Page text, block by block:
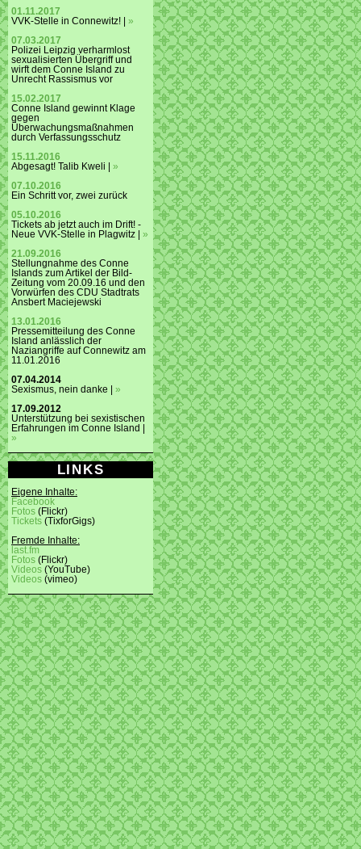
01.11.2017
VVK-Stelle in Connewitz! | »
07.03.2017
Polizei Leipzig verharmlost
sexualisierten Übergriff und
wirft dem Conne Island zu
Unrecht Rassismus vor
15.02.2017
Conne Island gewinnt Klage
gegen
Überwachungsmaßnahmen
durch Verfassungsschutz
15.11.2016
Abgesagt! Talib Kweli | »
07.10.2016
Ein Schritt vor, zwei zurück
05.10.2016
Tickets ab jetzt auch im Drift! -
Neue VVK-Stelle in Plagwitz | »
21.09.2016
Stellungnahme des Conne
Islands zum Artikel der Bild-
Zeitung vom 20.09.16 und den
Vorwürfen des CDU Stadtrats
Ansbert Maciejewski
13.01.2016
Pressemitteilung des Conne
Island anlässlich der
Naziangriffe auf Connewitz am
11.01.2016
07.04.2014
Sexismus, nein danke | »
17.09.2012
Unterstützung bei sexistischen
Erfahrungen im Conne Island |
»
LINKS
Eigene Inhalte:
Facebook
Fotos (Flickr)
Tickets (TixforGigs)
Fremde Inhalte:
last.fm
Fotos (Flickr)
Videos (YouTube)
Videos (vimeo)